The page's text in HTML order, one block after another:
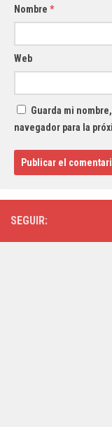
Nombre *
Web
Guarda mi
navegador para la
SEGUIR: